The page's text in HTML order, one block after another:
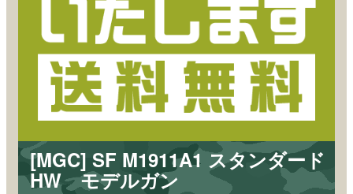
[MGC] SF M1911A1 スタンダード
HW モデルガン